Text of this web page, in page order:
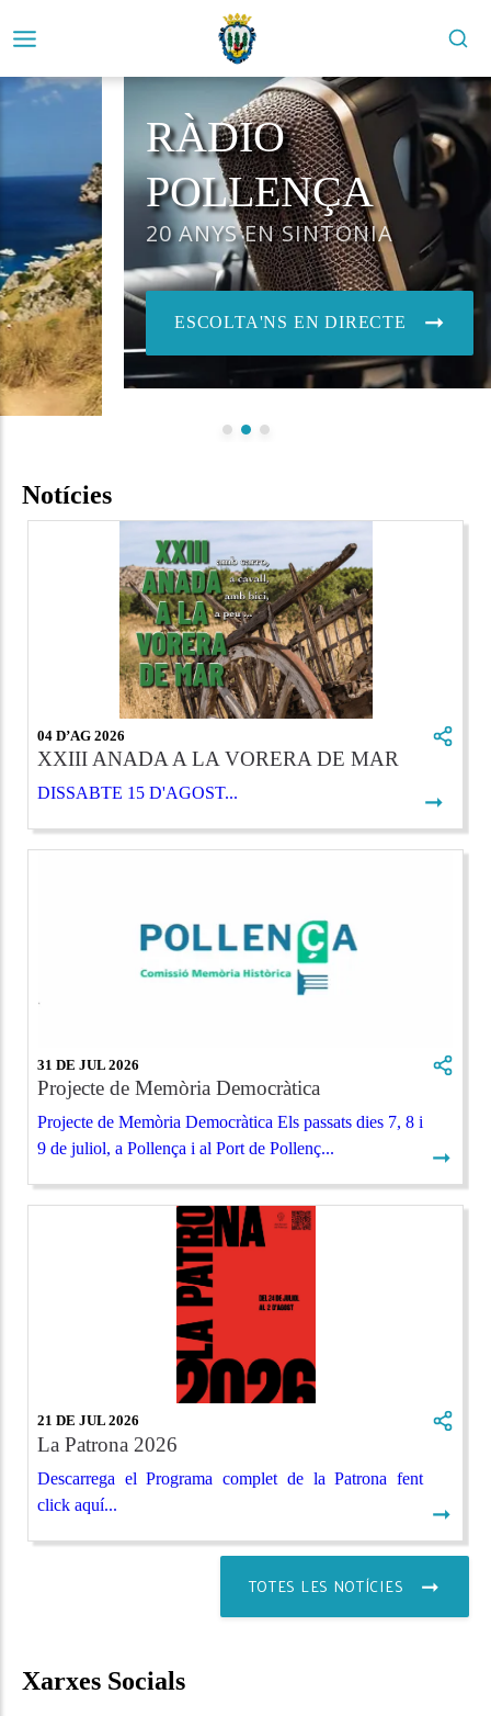
RÀDIO
POLLENÇA
20 ANYS EN SINTONIA
ESCOLTA'NS EN DIRECTE
Notícies
04 D’AG 2026
XXIII ANADA A LA VORERA DE MAR
DISSABTE 15 D'AGOST... ➞
31 DE JUL 2026
Projecte de Memòria Democràtica
Projecte de Memòria Democràtica Els passats dies 7, 8 i
9 de juliol, a Pollença i al Port de Pollenç...
➞
21 DE JUL 2026
La Patrona 2026
Descarrega el Programa complet de la Patrona fent
click aquí...
➞
TOTES LES NOTÍCIES
Xarxes Socials